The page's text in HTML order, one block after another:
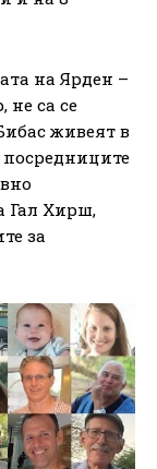
на Ярден –
са се
живеят в
Гал Хирш,
за